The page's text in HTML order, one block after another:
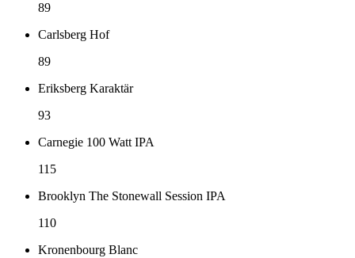
89
Carlsberg Hof
89
Eriksberg Karaktär
93
Carnegie 100 Watt IPA
115
Brooklyn The Stonewall Session IPA
110
Kronenbourg Blanc